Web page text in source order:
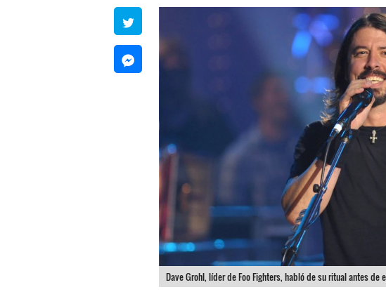
Dave Grohl, líder de Foo Fighters, habló de su ritual antes de